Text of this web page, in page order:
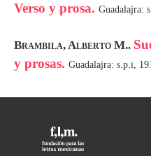
Verso y prosa. Guadalajra:
Brambila, Alberto M..
y prosas. Guadalajra: s.p.i,